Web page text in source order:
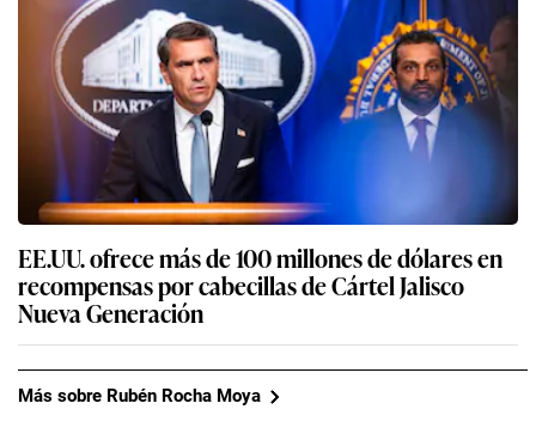
EE.UU. ofrece más de 100 millones de dólares en
recompensas por cabecillas de Cártel Jalisco
Nueva Generación
Más sobre Rubén Rocha Moya